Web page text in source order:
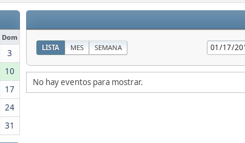
Dom
3
10
17
24
31
LISTA MES SEMANA
No hay eventos para mostrar.